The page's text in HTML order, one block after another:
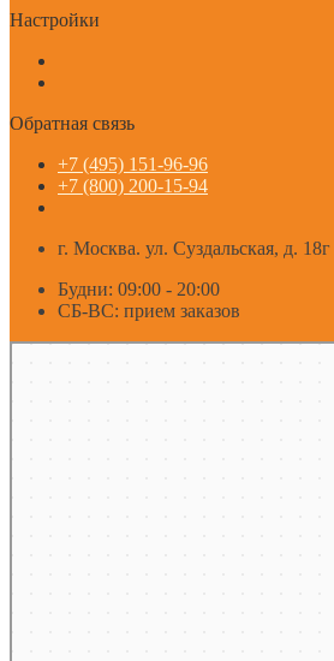
Настройки
Обратная связь
+7 (495) 151-96-96
+7 (800) 200-15-94
г. Москва. ул. Суздальская, д.
Будни: 09:00 - 20:00
СБ-ВС: прием заказов